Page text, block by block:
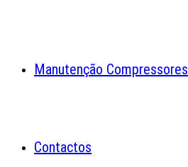
Manutenção Compressores
Contactos